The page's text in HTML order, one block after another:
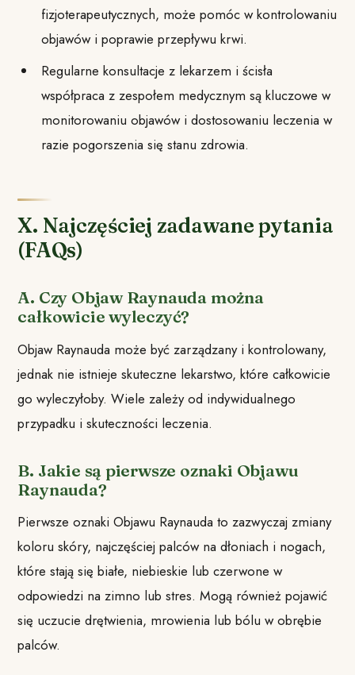
fizjoterapeutycznych, może pomóc w kontrolowaniu
objawów i poprawie przepływu krwi.
Regularne konsultacje z lekarzem i ścisła
współpraca z zespołem medycznym są kluczowe w
monitorowaniu objawów i dostosowaniu leczenia w
razie pogorszenia się stanu zdrowia.
X. Najczęściej zadawane pytania
(FAQs)
A. Czy Objaw Raynauda można
całkowicie wyleczyć?
Objaw Raynauda może być zarządzany i kontrolowany,
jednak nie istnieje skuteczne lekarstwo, które całkowicie
go wyleczyłoby. Wiele zależy od indywidualnego
przypadku i skuteczności leczenia.
B. Jakie są pierwsze oznaki Objawu
Raynauda?
Pierwsze oznaki Objawu Raynauda to zazwyczaj zmiany
koloru skóry, najczęściej palców na dłoniach i nogach,
które stają się białe, niebieskie lub czerwone w
odpowiedzi na zimno lub stres. Mogą również pojawić
się uczucie drętwienia, mrowienia lub bólu w obrębie
palców.